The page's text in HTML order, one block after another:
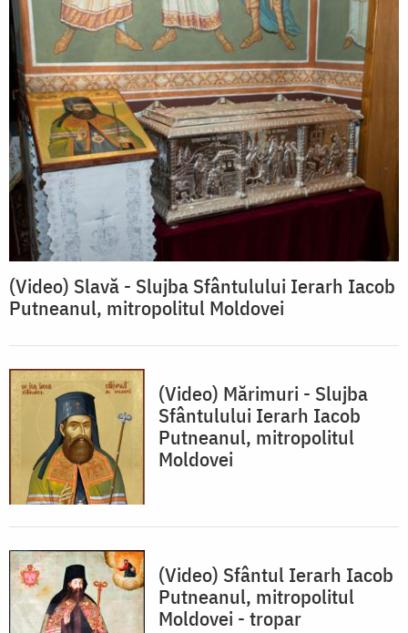
(Video) Slavă - Slujba Sfântulului Ierarh Iacob
Putneanul, mitropolitul Moldovei
(Video) Mărimuri - Slujba
Sfântulului Ierarh Iacob
Putneanul, mitropolitul
Moldovei
(Video) Sfântul Ierarh Iacob
Putneanul, mitropolitul
Moldovei - tropar